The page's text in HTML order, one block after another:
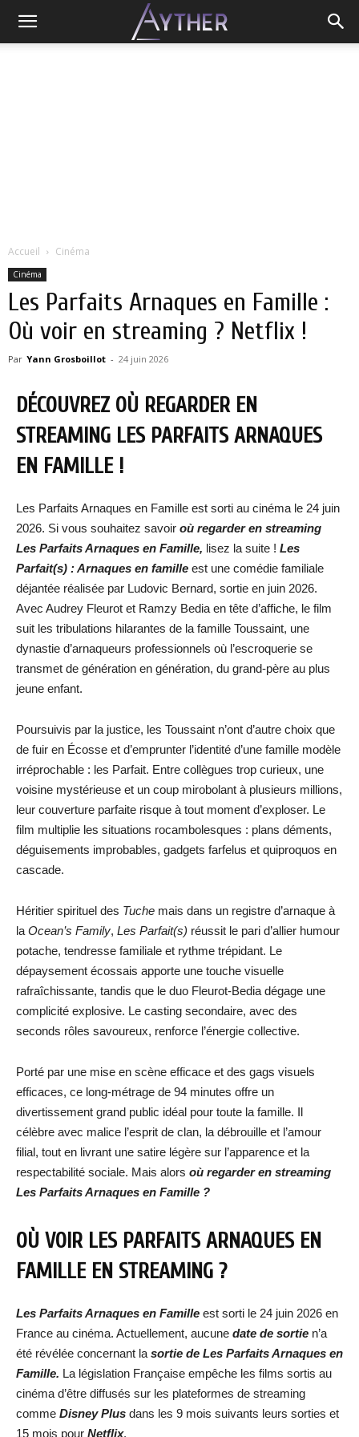
Accueil Cinéma
Cinéma
Les Parfaits Arnaques en Famille :
Où voir en streaming ? Netflix !
Par Yann Grosboillot - 24 juin 2026
DÉCOUVREZ OÙ REGARDER EN
STREAMING LES PARFAITS ARNAQUES
EN FAMILLE !
Les Parfaits Arnaques en Famille est sorti au cinéma le 24 juin
2026. Si vous souhaitez savoir où regarder en streaming
Les Parfaits Arnaques en Famille, lisez la suite ! Les
Parfait(s) : Arnaques en famille est une comédie familiale
déjantée réalisée par Ludovic Bernard, sortie en juin 2026.
Avec Audrey Fleurot et Ramzy Bedia en tête d’affiche, le film
suit les tribulations hilarantes de la famille Toussaint, une
dynastie d’arnaqueurs professionnels où l’escroquerie se
transmet de génération en génération, du grand-père au plus
jeune enfant.
Poursuivis par la justice, les Toussaint n’ont d’autre choix que
de fuir en Écosse et d’emprunter l’identité d’une famille modèle
irréprochable : les Parfait. Entre collègues trop curieux, une
voisine mystérieuse et un coup mirobolant à plusieurs millions,
leur couverture parfaite risque à tout moment d’exploser. Le
film multiplie les situations rocambolesques : plans déments,
déguisements improbables, gadgets farfelus et quiproquos en
cascade.
Héritier spirituel des Tuche mais dans un registre d’arnaque à
la Ocean’s Family, Les Parfait(s) réussit le pari d’allier humour
potache, tendresse familiale et rythme trépidant. Le
dépaysement écossais apporte une touche visuelle
rafraîchissante, tandis que le duo Fleurot-Bedia dégage une
complicité explosive. Le casting secondaire, avec des
seconds rôles savoureux, renforce l’énergie collective.
Porté par une mise en scène efficace et des gags visuels
efficaces, ce long-métrage de 94 minutes offre un
divertissement grand public idéal pour toute la famille. Il
célèbre avec malice l’esprit de clan, la débrouille et l’amour
filial, tout en livrant une satire légère sur l’apparence et la
respectabilité sociale. Mais alors où regarder en streaming
Les Parfaits Arnaques en Famille ?
OÙ VOIR LES PARFAITS ARNAQUES EN
FAMILLE EN STREAMING ?
Les Parfaits Arnaques en Famille est sorti le 24 juin 2026 en
France au cinéma. Actuellement, aucune date de sortie n’a
été révélée concernant la sortie de Les Parfaits Arnaques en
Famille. La législation Française empêche les films sortis au
cinéma d’être diffusés sur les plateformes de streaming
comme Disney Plus dans les 9 mois suivants leurs sorties et
15 mois pour Netflix.